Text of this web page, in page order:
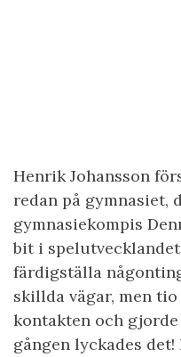
Henrik Johansson
redan på gymnasiet,
gymnasiekompis
bit i
färdigställa
skillda vägar, men
kontakten och
gången lyckades